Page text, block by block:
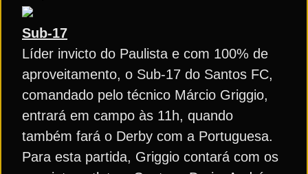
Sub-17
Líder invicto do Paulista e com 100% de
aproveitamento, o Sub-17 do Santos FC,
comandado pelo técnico Márcio Griggio,
entrará em campo às 11h, quando
também fará o Derby com a Portuguesa.
Para esta partida, Griggio contará com os